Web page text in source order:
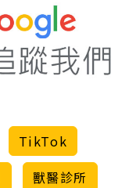
TikTok
獸醫診所